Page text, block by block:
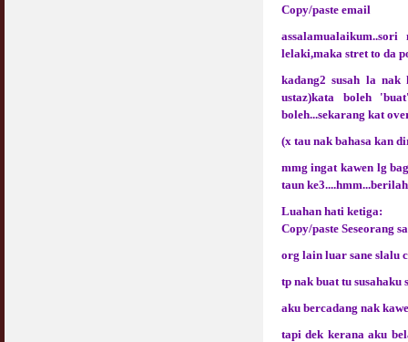
Copy/paste email
lelaki,maka stret to da
kadang2 susah la nak
ustaz)kata boleh
boleh...sekarang kat
(x tau nak bahasa kan
mmg ingat kawen lg
taun
Luahan hati ketiga:
Copy/paste Seseorang
org lain luar sane slalu
tp nak buat tu
aku bercadang nak
tapi dek kerana aku